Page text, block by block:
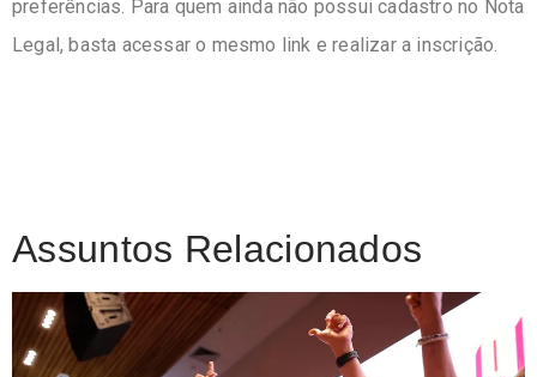
preferências. Para quem ainda não possui cadastro no Nota
Legal, basta acessar o mesmo link e realizar a inscrição.
Assuntos Relacionados